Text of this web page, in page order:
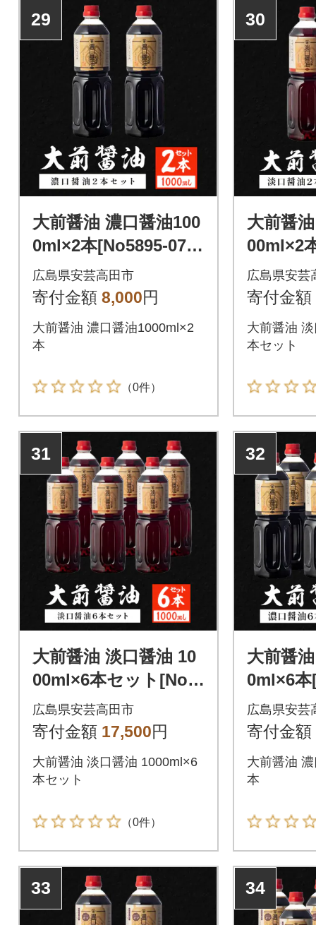
29
大前醤油 濃口醤油100
0ml×2本[No5895-075
1]
広島県安芸高田市
寄付金額 8,000円
大前醤油 濃口醤油1000ml×2
本
（0件）
30
大前醤
00ml×2
895-
広島県安芸
寄付金額
大前醤油
本セット
31
大前醤油 淡口醤油 10
00ml×6本セット[No5
895-0756]
広島県安芸高田市
寄付金額 17,500円
大前醤油 淡口醤油 1000ml×6
本セット
（0件）
32
大前醤
0ml×6本
2]
広島県安芸
寄付金額
大前醤油
本
33 34